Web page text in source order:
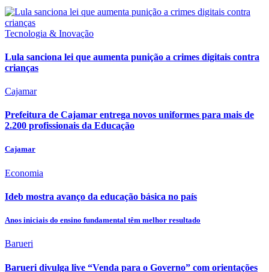
Tecnologia & Inovação
Lula sanciona lei que aumenta punição a crimes digitais contra
crianças
Cajamar
Prefeitura de Cajamar entrega novos uniformes para mais de
2.200 profissionais da Educação
Cajamar
Economia
Ideb mostra avanço da educação básica no país
Anos iniciais do ensino fundamental têm melhor resultado
Barueri
Barueri divulga live “Venda para o Governo” com orientações